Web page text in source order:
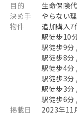
目的
生命保険
決め手
やらない
物件
追加購入7
駅徒歩10
駅徒歩9分
駅徒歩8分
駅徒歩4分
駅徒歩3分
駅徒歩3分
駅徒歩6分
掲載日
2023年11